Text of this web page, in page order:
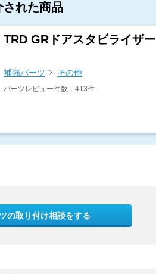
された商品
TRD GRドアスタビライザー
補強パーツ その他
パーツレビュー件数：413件
の取り付け相談をする